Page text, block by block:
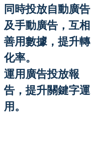
同時投放自動廣告
及手動廣告，互相
善用數據，提升轉
化率。
運用廣告投放報
告，提升關鍵字運
用。